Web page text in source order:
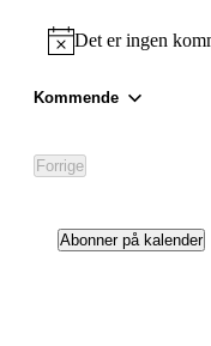
NoticeDet er ingen
Kommende
Forrige
Arrangementer
Abonner på kalender